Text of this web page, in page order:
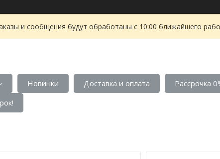
и сообщения будут обработаны с 10:00 ближайшего
Новинки Доставка и оплата Рассрочка